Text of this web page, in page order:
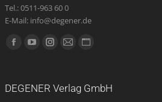
Tel.: 0511-963 60 0
E-Mail: info@degener.de
Finden Sie uns auf:
Facebook
in
YouTube
in
Instagram
in
E-
opens
Website
in
DEGENER Verlag GmbH